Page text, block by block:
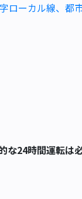
ーカル線、都
な24時間運転は